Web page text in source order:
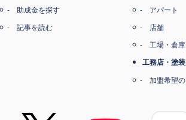
助成金を探す
記事を読む
アパート
店舗
工場・倉庫
工務店・塗
加盟希望